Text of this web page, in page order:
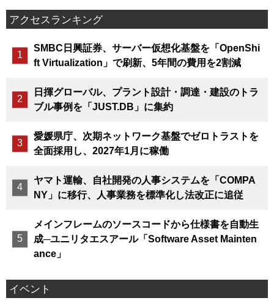
アクセスランキング
SMBC日興証券、サーバー仮想化基盤を「OpenShi
ft Virtualization」で刷新、5年間の費用を2割減
日揮グローバル、プラント設計・調達・建設のトラ
ブル事例を「JUST.DB」に集約
愛媛県庁、次期ネットワーク基盤でゼロトラストを
全面採用し、2027年1月に稼働
ヤマト運輸、自社開発の人事システムを「COMPA
NY」に移行、人事業務を標準化し法改正に追従
メインフレームのソースコードから仕様書を自動生
成─ユニリタエスアール「Software Asset Mainten
ance」
イベント